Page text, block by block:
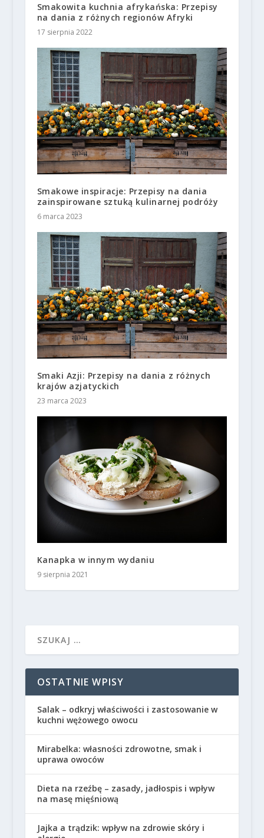
Smakowita kuchnia afrykańska: Przepisy
na dania z różnych regionów Afryki
17 sierpnia 2022
Smakowe inspiracje: Przepisy na dania
zainspirowane sztuką kulinarnej podróży
6 marca 2023
Smaki Azji: Przepisy na dania z różnych
krajów azjatyckich
23 marca 2023
Kanapka w innym wydaniu
9 sierpnia 2021
OSTATNIE WPISY
Salak – odkryj właściwości i zastosowanie w
kuchni wężowego owocu
Mirabelka: własności zdrowotne, smak i
uprawa owoców
Dieta na rzeźbę – zasady, jadłospis i wpływ
na masę mięśniową
Jajka a trądzik: wpływ na zdrowie skóry i